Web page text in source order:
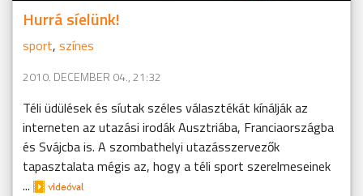
Hurrá síelünk!
sport, színes
2010. DECEMBER 04., 21:32
Téli üdülések és síutak széles választékát kínálják az
interneten az utazási irodák Ausztriába, Franciaországba
és Svájcba is. A szombathelyi utazásszervezők
tapasztalata mégis az, hogy a téli sport szerelmeseinek
...